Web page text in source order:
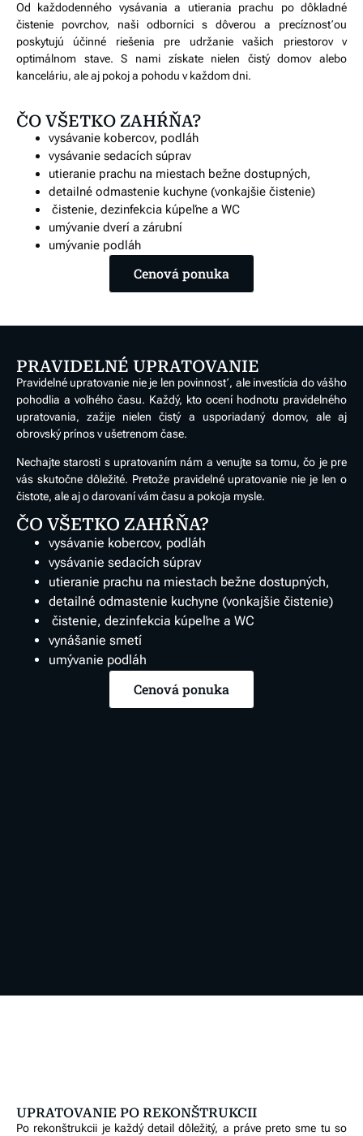
Od každodenného vysávania a utierania prachu po dôkladné
čistenie povrchov, naši odborníci s dôverou a precíznosťou
poskytujú účinné riešenia pre udržanie vašich priestorov v
optimálnom stave. S nami získate nielen čistý domov alebo
kanceláriu, ale aj pokoj a pohodu v každom dni.
ČO VŠETKO ZAHŔŇA?
vysávanie kobercov, podláh
vysávanie sedacích súprav
utieranie prachu na miestach bežne dostupných,
detailné odmastenie kuchyne (vonkajšie čistenie)
čistenie, dezinfekcia kúpeľne a WC
umývanie dverí a zárubní
umývanie podláh
Cenová ponuka
PRAVIDELNÉ UPRATOVANIE
Pravidelné upratovanie nie je len povinnosť, ale investícia do vášho
pohodlia a voľného času. Každý, kto ocení hodnotu pravidelného
upratovania, zažije nielen čistý a usporiadaný domov, ale aj
obrovský prínos v ušetrenom čase.
Nechajte starosti s upratovaním nám a venujte sa tomu, čo je pre
vás skutočne dôležité. Pretože pravidelné upratovanie nie je len o
čistote, ale aj o darovaní vám času a pokoja mysle.
ČO VŠETKO ZAHŔŇA?
vysávanie kobercov, podláh
vysávanie sedacích súprav
utieranie prachu na miestach bežne dostupných,
detailné odmastenie kuchyne (vonkajšie čistenie)
čistenie, dezinfekcia kúpeľne a WC
vynášanie smetí
umývanie podláh
Cenová ponuka
UPRATOVANIE PO REKONŠTRUKCII
Po rekonštrukcii je každý detail dôležitý, a práve preto sme tu so